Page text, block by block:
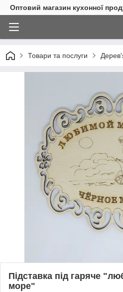
Оптовий магазин кухонної
Товари та послуги
Підставка під гаряче
море"